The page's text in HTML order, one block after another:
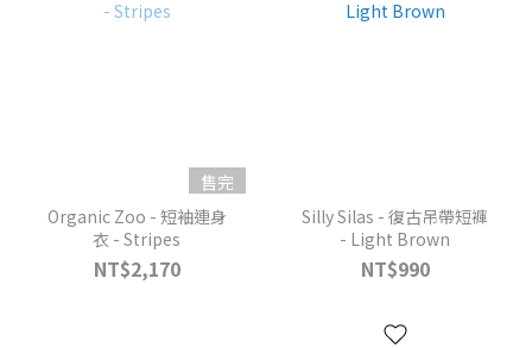
售完
Organic Zoo - 短袖連身
衣 - Stripes
NT$2,170
Silly Silas - 復古吊帶短褲
- Light Brown
NT$990